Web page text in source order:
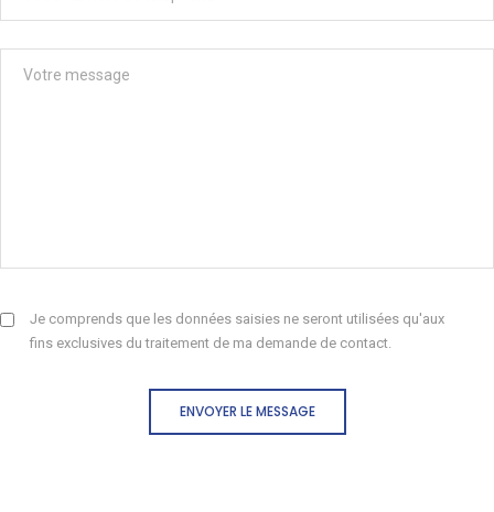
Je comprends que les données saisies ne seront utilisées qu'aux
fins exclusives du traitement de ma demande de contact.
ENVOYER LE MESSAGE